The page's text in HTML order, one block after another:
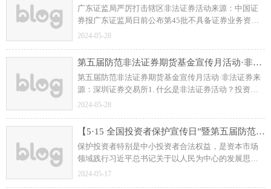
广东证监局严厉打击辖区非法证券活动来源：中国证
券报广东证监局日前公布第45批不具备证券业务资质
的机构名单，涉及24家被举报从事非法证券活动的机
关；
2024-05-28
第五届防范非法证券期货基金宣传月活动·非法证券
第五届防范非法证券期货基金宣传月活动·非法证券来
源：深圳证券交易所1. 什幺是非法证券活动？投资者
买卖股票只能在依法设立的证券交易场所进行，不能
透支交易。
2024-05-28
【5·15 全国投资者保护宣传日”暨第五届防范非法证券期货基金宣传月】吴清主席在 2024 年“5·15 全国投资者保护宣传日”活动上的致辞
保护投资者特别是中小投资者合法权益，是资本市场
领域践行习近平总书记关于以人民为中心的发展思想
的具体体现。我们将一以贯之抓好落实，把投资者保
2024-05-17